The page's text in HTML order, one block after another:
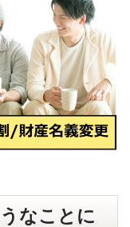
なことに